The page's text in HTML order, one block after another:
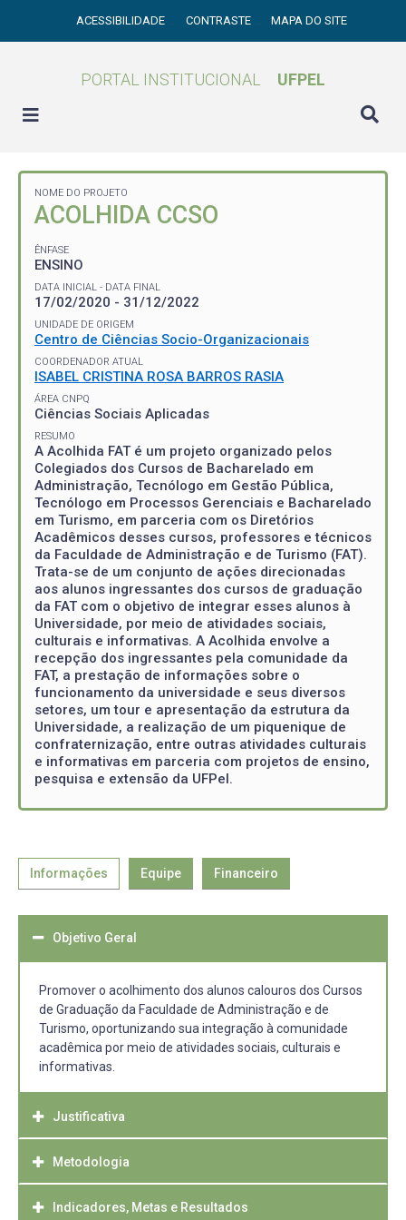
ACESSIBILIDADE CONTRASTE MAPA DO SITE
PORTAL INSTITUCIONAL UFPEL
NOME DO PROJETO
ACOLHIDA CCSO
ÊNFASE
ENSINO
DATA INICIAL - DATA FINAL
17/02/2020 - 31/12/2022
UNIDADE DE ORIGEM
Centro de Ciências Socio-Organizacionais
COORDENADOR ATUAL
ISABEL CRISTINA ROSA BARROS RASIA
ÁREA CNPQ
Ciências Sociais Aplicadas
RESUMO
A Acolhida FAT é um projeto organizado pelos
Colegiados dos Cursos de Bacharelado em
Administração, Tecnólogo em Gestão Pública,
Tecnólogo em Processos Gerenciais e Bacharelado
em Turismo, em parceria com os Diretórios
Acadêmicos desses cursos, professores e técnicos
da Faculdade de Administração e de Turismo (FAT).
Trata-se de um conjunto de ações direcionadas
aos alunos ingressantes dos cursos de graduação
da FAT com o objetivo de integrar esses alunos à
Universidade, por meio de atividades sociais,
culturais e informativas. A Acolhida envolve a
recepção dos ingressantes pela comunidade da
FAT, a prestação de informações sobre o
funcionamento da universidade e seus diversos
setores, um tour e apresentação da estrutura da
Universidade, a realização de um piquenique de
confraternização, entre outras atividades culturais
e informativas em parceria com projetos de ensino,
pesquisa e extensão da UFPel.
Informações Equipe Financeiro
Objetivo Geral
Promover o acolhimento dos alunos calouros dos Cursos
de Graduação da Faculdade de Administração e de
Turismo, oportunizando sua integração à comunidade
acadêmica por meio de atividades sociais, culturais e
informativas.
Justificativa
Avena (2008) entende o acolhimento enquanto um
processo de mediação que compreende um conjunto de
atitudes e gestos que fazem uma pessoa ou uma ideia
Metodologia
• Palestras;
Indicadores, Metas e Resultados